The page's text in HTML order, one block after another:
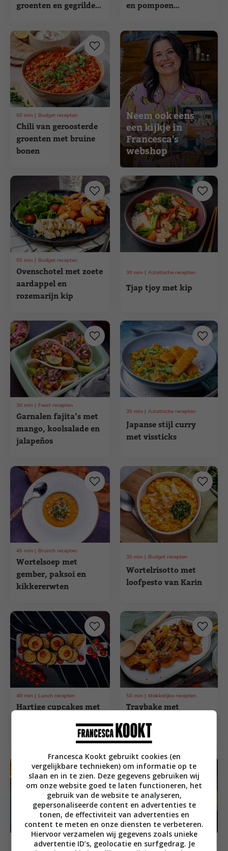
groenten en gegrilde
en pompoen
Chili van geroosterde
groenten met bruine
bonen
50 min Budget recepten
Neem ook eens
een kijkje in
Francesca's
webshop
Ovenschotel met zoete
aardappel en
rozemarijn kip
55 min Budget recepten
Tjap tjoy met kip
30 min Aziatische recepten
Garnalen fajita’s met
mango, koolsalade en
jalapeños
30 min Feest recepten
Japanse stijl curry
met vissticks
35 min Aziatische recepten
Wortelsoep met
gember, paksoi en
kikkererwten
45 min Brunch recepten
Wortelrisotto met
loofpesto van Karin
35 min Budget recepten
Hartige cupcakes met
in de lunchtrommel
40 min Lunch recepten
Traybake met
saliekruim
50 min Makkelijke recepten
min Hoofdgerecht recepten 1 min Hoofdgerecht recepten
Francesca Kookt gebruikt cookies (en
vergelijkbare technieken) om informatie op te
slaan en in te zien. Deze gegevens gebruiken wij
om onze website goed te laten functioneren, het
gebruik van de website te analyseren,
gepersonaliseerde content en advertenties te
tonen, de effectiviteit van advertenties en
content te meten en onze diensten te verbeteren.
Hiervoor verzamelen wij gegevens zoals unieke
advertentie ID’s, geolocatie en surfgedrag. Je